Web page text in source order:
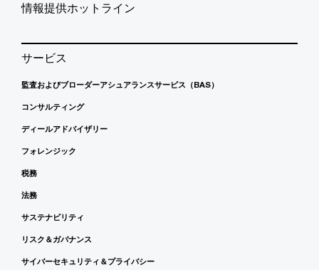
情報提供ホットライン
サービス
監査およびブローダーアシュアランスサービス（BAS）
コンサルティング
ディールアドバイザリー
フォレンジック
税務
法務
サステナビリティ
リスク＆ガバナンス
サイバーセキュリティ＆プライバシー